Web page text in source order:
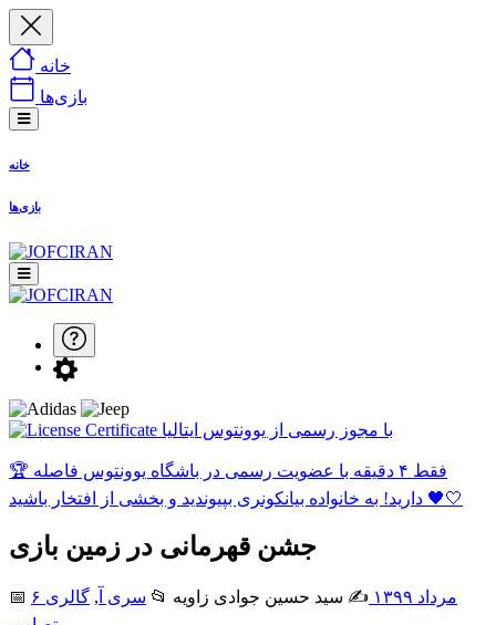
خانه
بازی‌ها
خانه
بازی‌ها
با مجوز رسمی از یوونتوس ایتالیا
🏆 فقط ۴ دقیقه با عضویت رسمی در باشگاه یوونتوس فاصله
دارید! به خانواده بیانکونری بپیوندید و بخشی از افتخار باشید 🖤🤍
جشن قهرمانی در زمین بازی
📅 ۶ مرداد ۱۳۹۹ ✍️ سید حسین جوادی زاويه 📂 سری آ , گالری